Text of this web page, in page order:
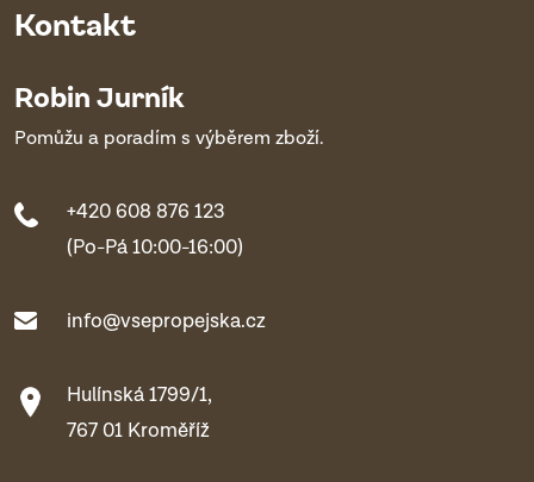
Kontakt
Robin Jurník
Pomůžu a poradím s výběrem zboží.
+420 608 876 123
(Po-Pá 10:00-16:00)
info@vsepropejska.cz
Hulínská 1799/1,
767 01 Kroměříž